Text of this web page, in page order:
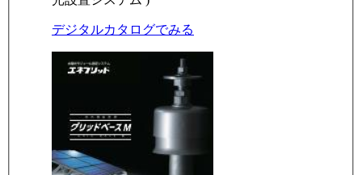
デジタルカタログでみる